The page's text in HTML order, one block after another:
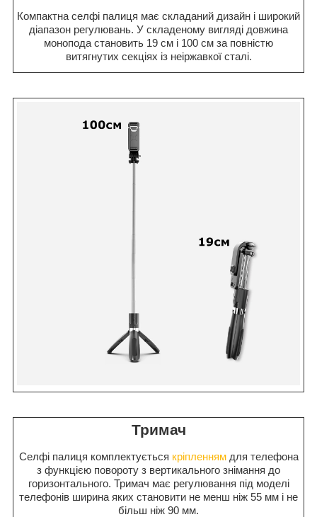
Компактна селфі палиця має складаний дизайн і широкий
діапазон регулювань. У складеному вигляді довжина
монопода становить 19 см і 100 см за повністю
витягнутих секціях із неіржавкої сталі.
Тримач
Селфі палиця комплектується кріпленнямдля телефона
з функцією повороту з вертикального знімання до
горизонтального. Тримач має регулювання під моделі
телефонів ширина яких становити не менш ніж 55 мм і не
більш ніж 90 мм.